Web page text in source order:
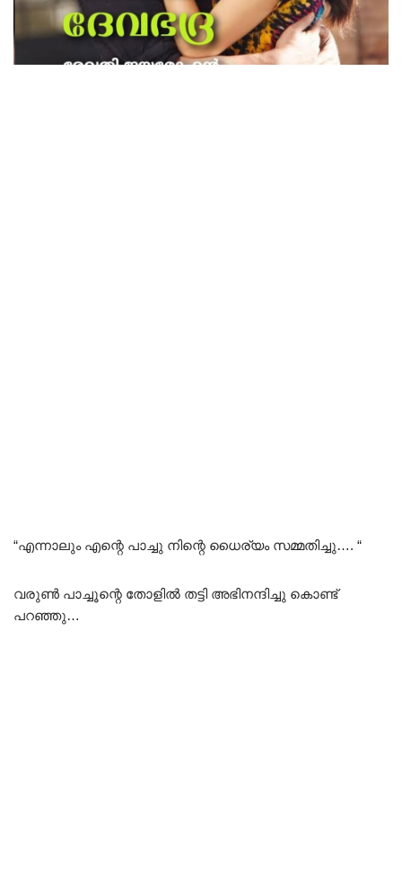
“എന്നാലും എന്റെ പാച്ചു നിന്റെ ധൈര്യം സമ്മതിച്ചു…. “
വരുൺ പാച്ചൂന്റെ തോളിൽ തട്ടി അഭിനന്ദിച്ചു കൊണ്ട്
പറഞ്ഞു…